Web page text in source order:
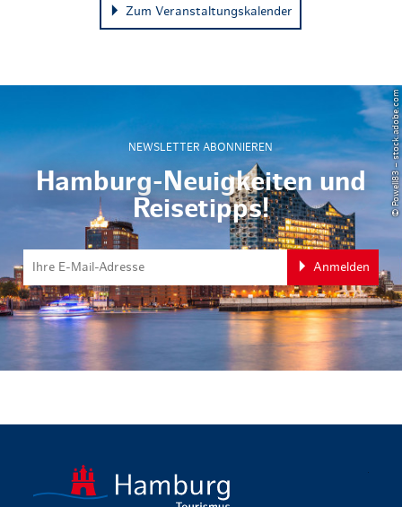
Zum Veranstaltungskalender
NEWSLETTER ABONNIEREN
Hamburg-Neuigkeiten und
Reisetipps!
Anmelden
© Powell83 – stock.adobe.com